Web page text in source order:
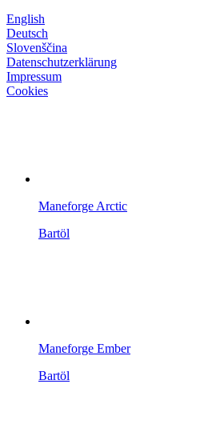
English
Deutsch
Slovenščina
Datenschutzerklärung
Impressum
Cookies
Maneforge Arctic
Bartöl
Maneforge Ember
Bartöl